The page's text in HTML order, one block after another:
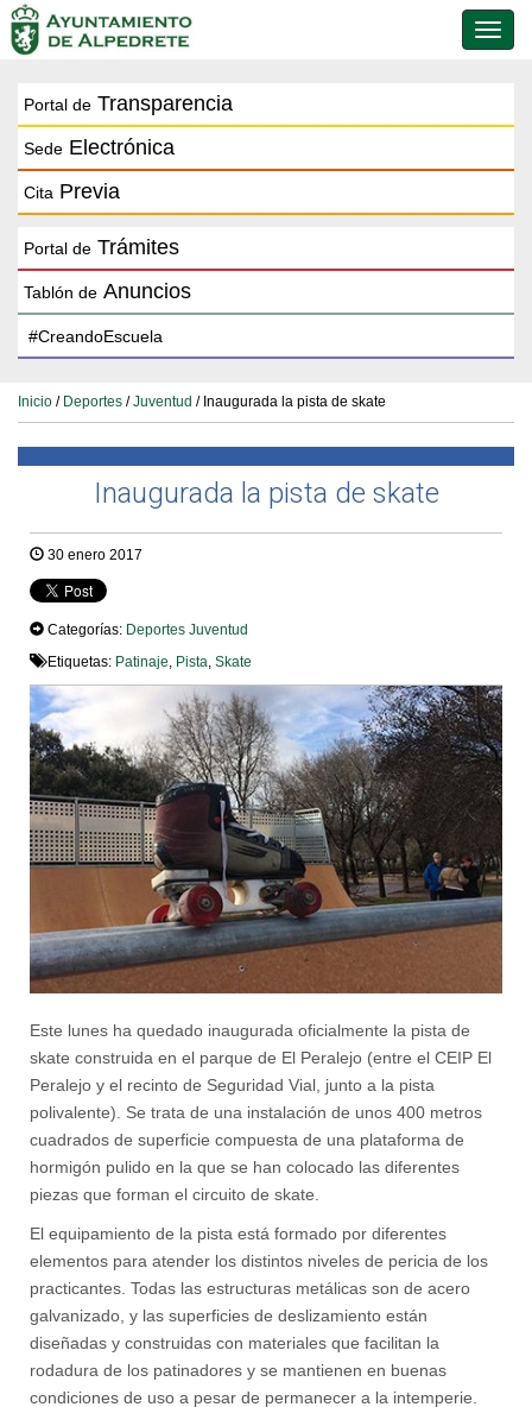
de
Portal de Transparencia
Sede Electrónica
Cita Previa
Portal de Trámites
Tablón de Anuncios
Inicio / Deportes /Juventud / Inaugurada la pista de skate
Inaugurada la pista de skate
30 enero 2017
Categorías: Deportes Juventud
Etiquetas: Patinaje Pista Skate
Este lunes ha quedado inaugurada oficialmente la pista de
skate construida en el parque de El Peralejo (entre el CEIP El
Peralejo y el recinto de Seguridad Vial, junto a la pista
polivalente). Se trata de una instalación de unos 400 metros
cuadrados de superficie compuesta de una plataforma de
hormigón pulido en la que se han colocado las diferentes
piezas que forman el circuito de skate.
El equipamiento de la pista está formado por diferentes
elementos para atender los distintos niveles de pericia de los
practicantes. Todas las estructuras metálicas son de acero
galvanizado, y las superficies de deslizamiento están
diseñadas y construidas con materiales que facilitan la
rodadura de los patinadores y se mantienen en buenas
condiciones de uso a pesar de permanecer a la intemperie.